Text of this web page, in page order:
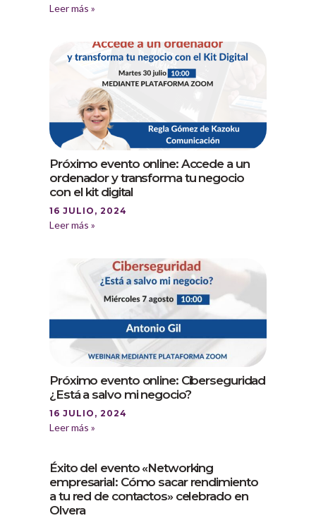
Leer más »
Próximo evento online: Accede a un
ordenador y transforma tu negocio
con el kit digital
16 JULIO, 2024
Leer más »
Próximo evento online: Ciberseguridad
¿Está a salvo mi negocio?
16 JULIO, 2024
Leer más »
Éxito del evento «Networking
empresarial: Cómo sacar rendimiento
a tu red de contactos» celebrado en
Olvera